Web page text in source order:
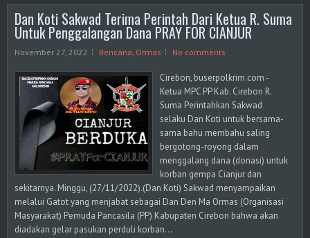
Dan Koti Sakwad Terima Perintah Dari Ketua R. Suma
Untuk Penggalangan Dana PRAY FOR CIANJUR
November 27, 2022 Bencana Ormas No comments
Cirebon, buserpolkrim.com -
Ketua MPC PP Kab. Cirebon R.
Suma Perintahkan Sakwad
selaku Dan Koti untuk bersama-
sama bahu membahu saling
bergotong-royong dalam
menggalang dana (donasi) untuk
korban gempa Cianjur dan
sekitarnya. Minggu, (27/11/2022).(Dan Koti) Sakwad menyampaikan
melalui Gatot yang menjabat sebagai Dan Den Ma Ormas (Organisasi
Masyarakat) Pemuda Pancasila (PP) Kabupaten Cirebon bahwa akan
diadakan gelar pasukan perduli korban...